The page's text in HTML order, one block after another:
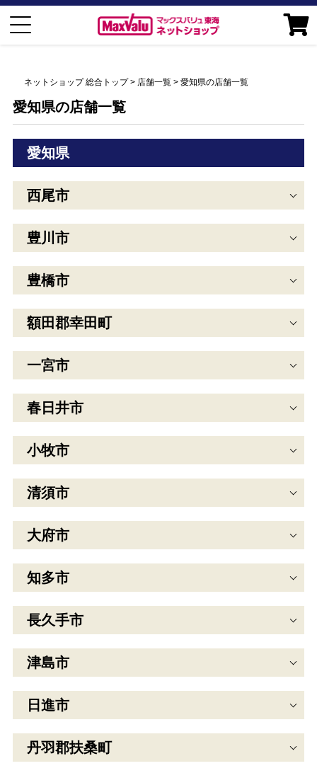
ネットショップ 総合トップ 店舗一覧 愛知県の店舗一覧
愛知県の店舗一覧
愛知県
西尾市
豊川市
豊橋市
額田郡幸田町
一宮市
春日井市
小牧市
清須市
大府市
知多市
長久手市
津島市
日進市
丹羽郡扶桑町